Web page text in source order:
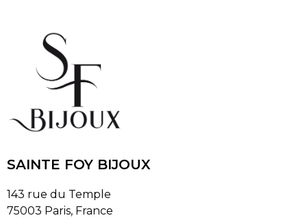
SAINTE FOY BIJOUX
143 rue du Temple
75003 Paris, France